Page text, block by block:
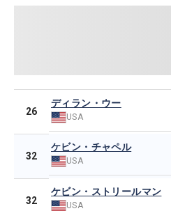
26
ディラン・ウー
USA
32
ケビン・チャペル
USA
32
ケビン・ストリールマン
USA